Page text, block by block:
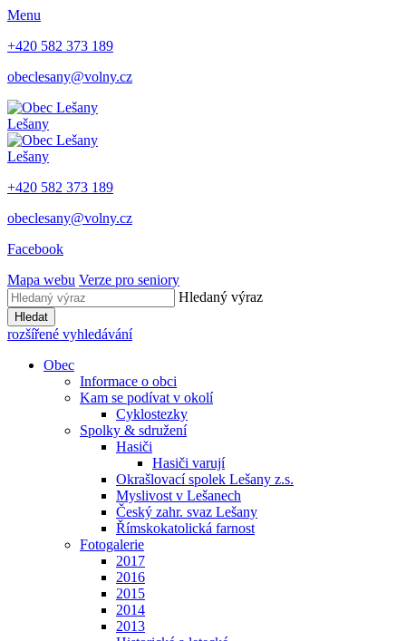
Menu
+420 582 373 189
obeclesany@volny.cz
Lešany
Lešany
+420 582 373 189
obeclesany@volny.cz
Facebook
Mapa webu Verze pro seniory
Hledaný výraz
Hledat
rozšířené vyhledávání
Obec
Informace o obci
Kam se podívat v okolí
Cyklostezky
Spolky & sdružení
Hasiči
Hasiči varují
Okrašlovací spolek Lešany z.s.
Myslivost v Lešanech
Český zahr. svaz Lešany
Římskokatolická farnost
Fotogalerie
2017
2016
2015
2014
2013